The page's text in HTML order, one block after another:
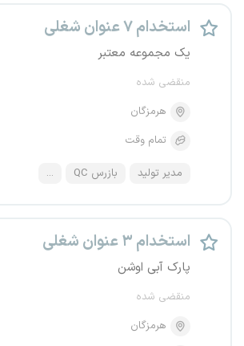
استخدام ۷ عنوان شغلی
یک مجموعه معتبر
منقضی شده
هرمزگان
تمام وقت
مدیر تولید بازرس QC ...
استخدام ۳ عنوان شغلی
پارک آبی اوشن
منقضی شده
هرمزگان